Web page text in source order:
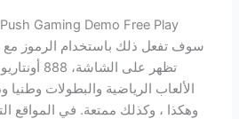
Gaming Demo Free Play
سوف تفعل ذلك باستخدام الرموز
تظهر على
الألعاب الرياضية والبطولات وطنيا
وهكذا ، وكذلك ممتعة. في المواقع